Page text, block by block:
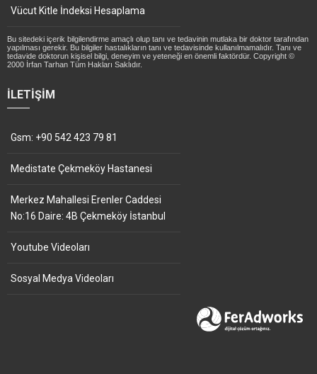
Vücut Kitle İndeksi Hesaplama
Bu sitedeki içerik bilgilendirme amaçlı olup tanı ve tedavinin mutlaka bir doktor tarafından
yapılması gerekir. Bu bilgiler hastalıkların tanı ve tedavisinde kullanılmamalıdır. Tanı ve
tedavide doktorun kişisel bilgi, deneyim ve yeteneği en önemli faktördür. Copyright ©
2000 İrfan Tarhan Tüm Hakları Saklıdır.
İLETIŞIM
Gsm: +90 542 423 79 81
Medistate Çekmeköy Hastanesi
Merkez Mahallesi Erenler Caddesi
No:16 Daire: 4B Çekmeköy İstanbul
Youtube Videoları
Sosyal Medya Videoları